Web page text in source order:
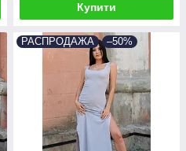
Купити
РАСПРОДАЖА –50%